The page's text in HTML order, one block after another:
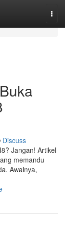
Discuss
Jangan! Artikel
memandu
Awalnya,